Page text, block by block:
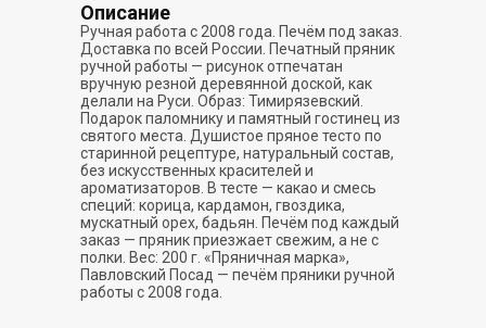
Описание
Ручная работа с 2008 года. Печём под заказ.
Доставка по всей России. Печатный пряник
ручной работы — рисунок отпечатан
вручную резной деревянной доской, как
делали на Руси. Образ: Тимирязевский.
Подарок паломнику и памятный гостинец из
святого места. Душистое пряное тесто по
старинной рецептуре, натуральный состав,
без искусственных красителей и
ароматизаторов. В тесте — какао и смесь
специй: корица, кардамон, гвоздика,
мускатный орех, бадьян. Печём под каждый
заказ — пряник приезжает свежим, а не с
полки. Вес: 200 г. «Пряничная марка»,
Павловский Посад — печём пряники ручной
работы с 2008 года.